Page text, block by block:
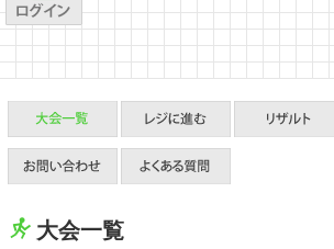
大会一覧